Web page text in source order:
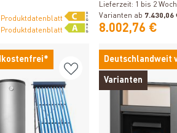
Produktdatenblatt
Produktdatenblatt
SWT
Lieferzeit: 1 bis 2
Varianten ab 7.430,06
8.002,76 €
Deutschlandweit
Varianten